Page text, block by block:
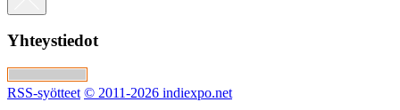
Yhteystiedot
RSS-syötteet © 2011-2026 indiexpo.net